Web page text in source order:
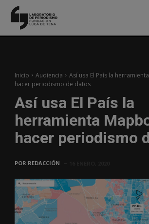
Inicio Audiencia
Así usa El País la
hacer periodismo de datos
Así usa El País la
herramienta
hacer periodismo
POR REDACCIÓN